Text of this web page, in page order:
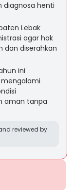
diagnosa henti
Lebak
agar hak
dan diserahkan
ini
aman tanpa
reviewed by